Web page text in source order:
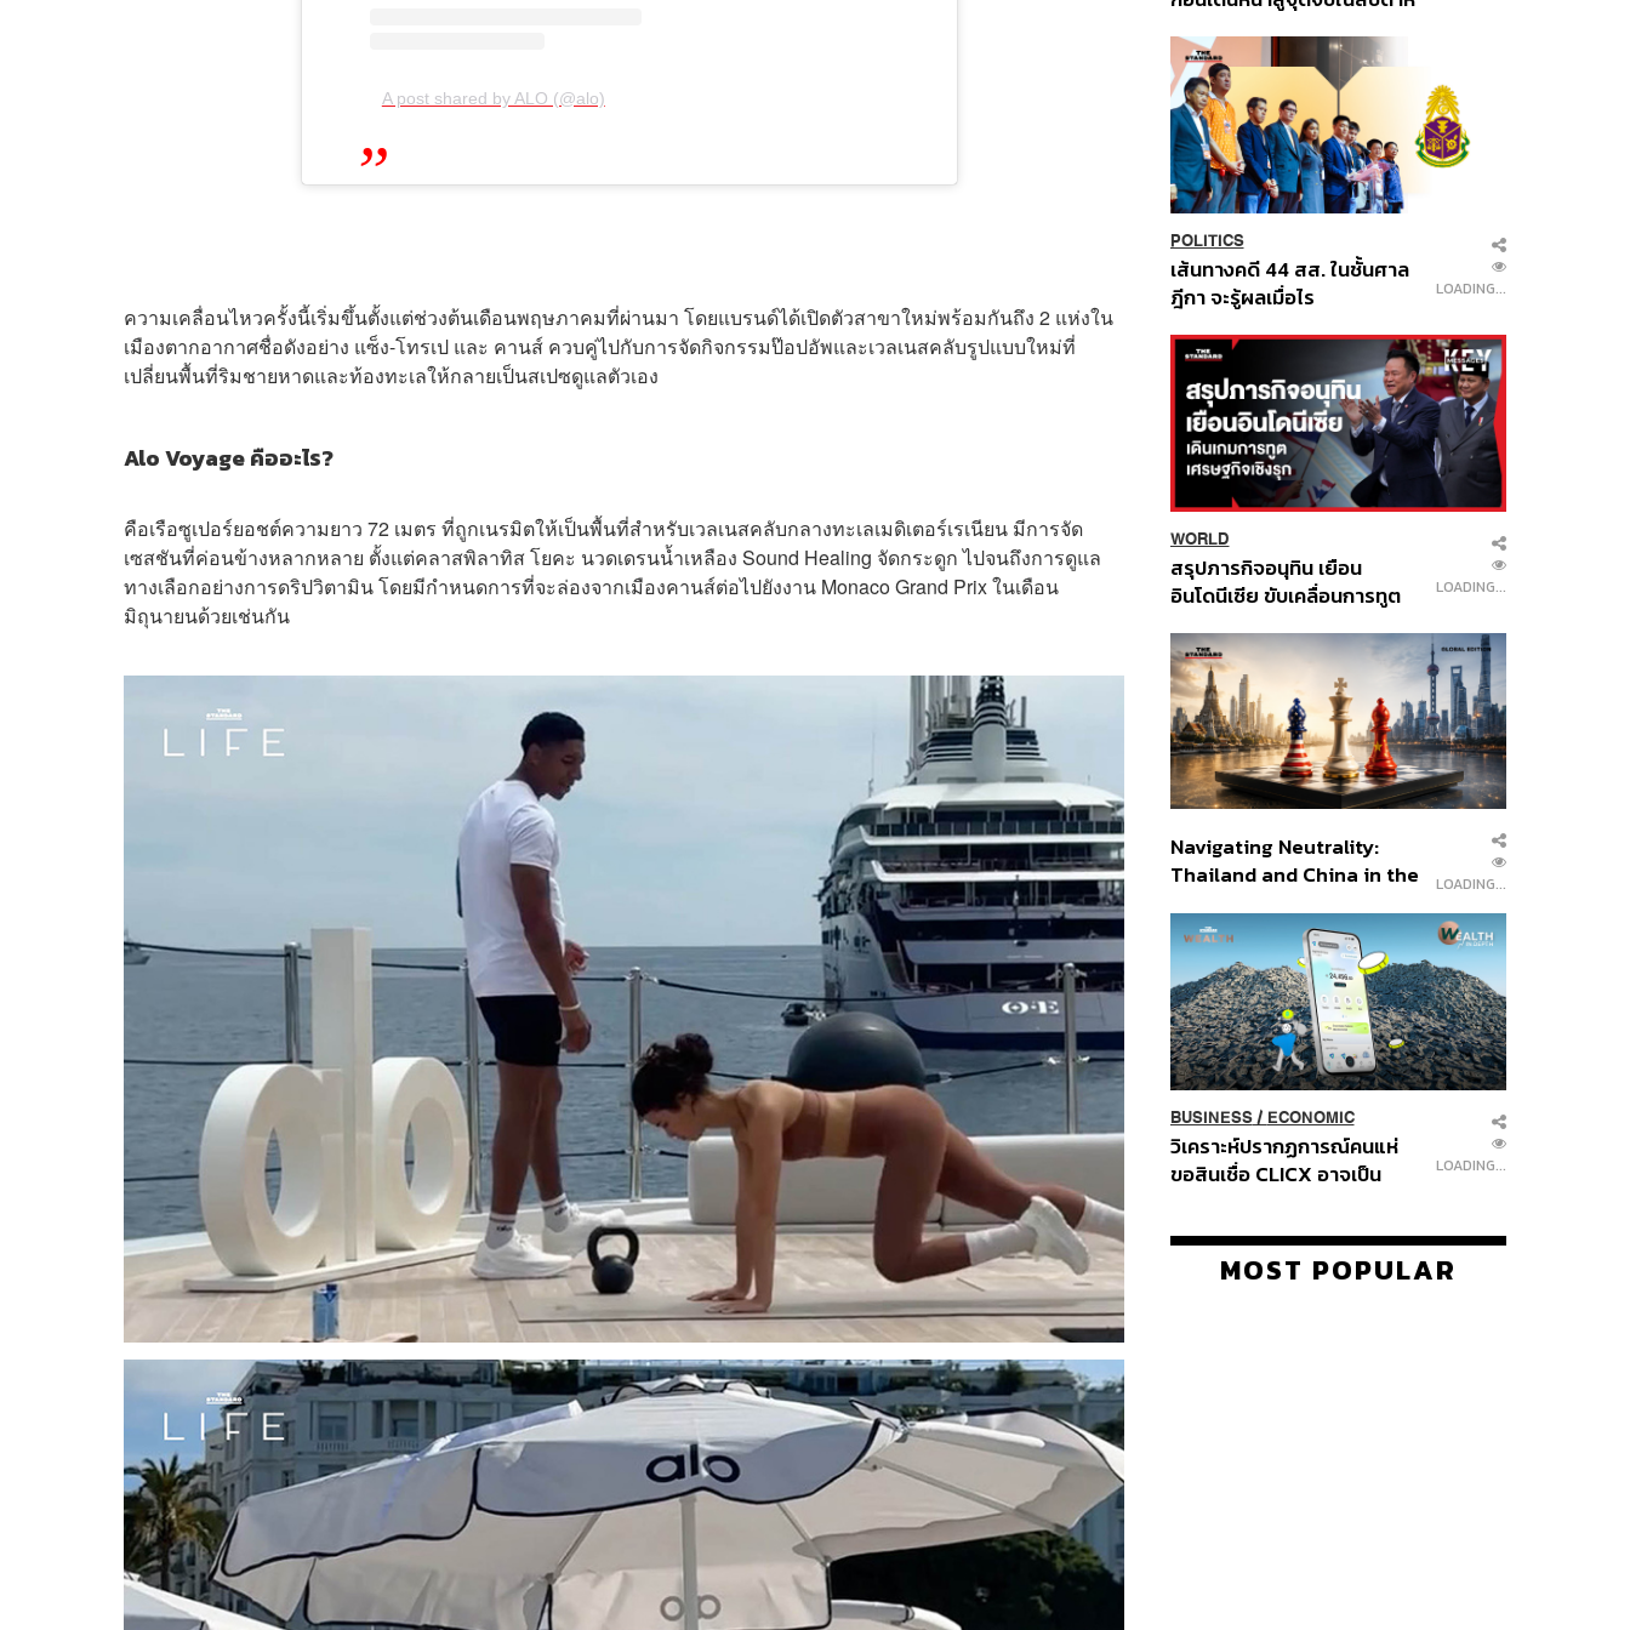
A post shared by ALO (@alo)
ความเคลื่อนไหวครั้งนี้เริ่มขึ้นตั้งแต่ช่วงต้นเดือนพฤษภาคมที่ผ่านมา โดยแบรนด์ได้เปิดตัวสาขาใหม่พร้อมกันถึง 2 แห่งใน
เมืองตากอากาศชื่อดังอย่าง แซ็ง-โทรเป และ คานส์ ควบคู่ไปกับการจัดกิจกรรมป๊อปอัพและเวลเนสคลับรูปแบบใหม่ที่
เปลี่ยนพื้นที่ริมชายหาดและท้องทะเลให้กลายเป็นสเปซดูแลตัวเอง
Alo Voyage คืออะไร?
คือเรือซูเปอร์ยอชต์ความยาว 72 เมตร ที่ถูกเนรมิตให้เป็นพื้นที่สำหรับเวลเนสคลับกลางทะเลเมดิเตอร์เรเนียน มีการจัด
เซสชันที่ค่อนข้างหลากหลาย ตั้งแต่คลาสพิลาทิส โยคะ นวดเดรนน้ำเหลือง Sound Healing จัดกระดูก ไปจนถึงการดูแล
ทางเลือกอย่างการดริปวิตามิน โดยมีกำหนดการที่จะล่องจากเมืองคานส์ต่อไปยังงาน Monaco Grand Prix ในเดือน
มิถุนายนด้วยเช่นกัน
POLITICS
เส้นทางคดี 44 สส. ในชั้นศาล
ฎีกา จะรู้ผลเมื่อไร
LOADING...
WORLD
สรุปภารกิจอนุทิน เยือน
อินโดนีเซีย ขับเคลื่อนการทูต
ส่วนยุทธศาสตร์ไทย –
อินโดนีเซีย
LOADING...
Navigating Neutrality:
Thailand and China in the
Order
LOADING...
BUSINESS/ ECONOMIC
วิเคราะห์ปรากฏการณ์คนแห่
ขอสินเชื่อ CLICX อาจเป็น
ปัญหาหนี้ครัวเรือนไทยที่ถูกซุก
LOADING...
MOST POPULAR